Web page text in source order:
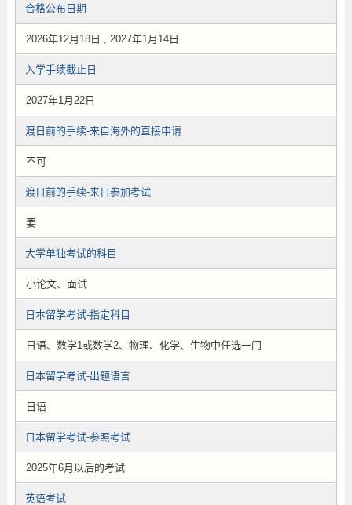
合格公布日期
2026年12月18日 , 2027年1月14日
入学手续截止日
2027年1月22日
渡日前的手续-来自海外的直接申请
不可
渡日前的手续-来日参加考试
要
大学单独考试的科目
小论文、面试
日本留学考试-指定科目
日语、数学1或数学2、物理、化学、生物中任选一门
日本留学考试-出题语言
日语
日本留学考试-参照考试
2025年6月以后的考试
英语考试